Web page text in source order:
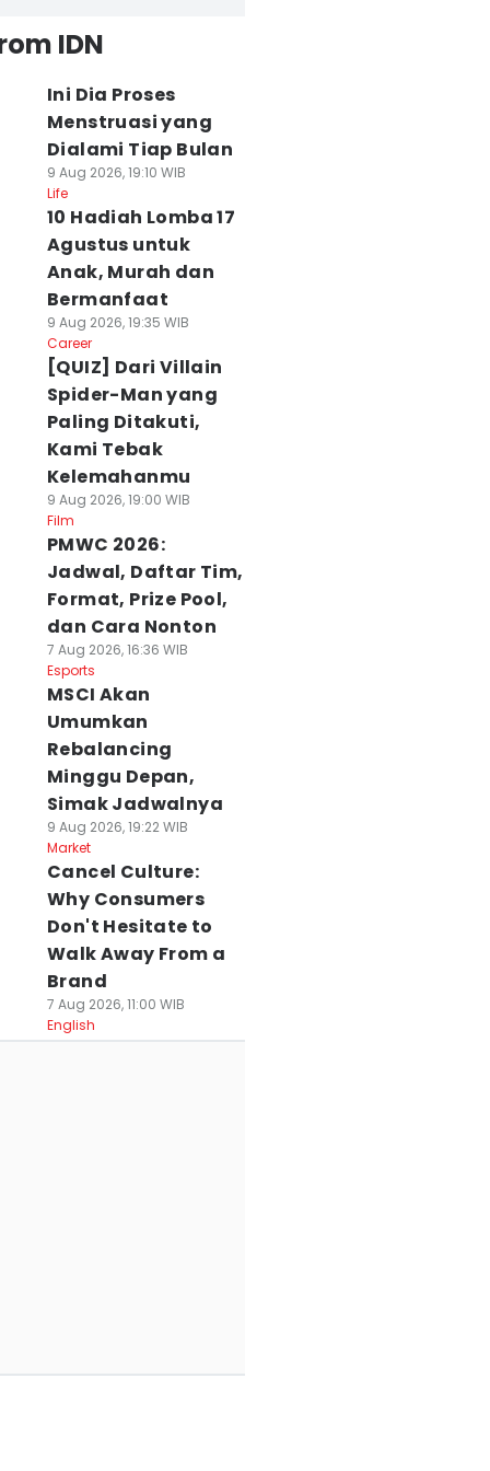
IDN
Ini Dia Proses
Menstruasi yang
Dialami Tiap Bulan
9 Aug 2026, 19:10 WIB
Life
10 Hadiah Lomba 17
Agustus untuk
Anak, Murah dan
Bermanfaat
9 Aug 2026, 19:35 WIB
Career
[QUIZ] Dari Villain
Spider-Man yang
Paling Ditakuti,
Kami Tebak
Kelemahanmu
9 Aug 2026, 19:00 WIB
Film
PMWC 2026:
Jadwal, Daftar Tim,
Format, Prize Pool,
dan Cara Nonton
7 Aug 2026, 16:36 WIB
Esports
MSCI Akan
Umumkan
Rebalancing
Minggu Depan,
Simak Jadwalnya
9 Aug 2026, 19:22 WIB
Market
Cancel Culture:
Why Consumers
Don't Hesitate to
Walk Away From a
Brand
7 Aug 2026, 11:00 WIB
English